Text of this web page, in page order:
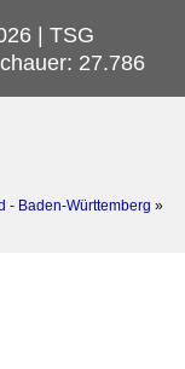
| TSG
27.786
- Baden-Württemberg »